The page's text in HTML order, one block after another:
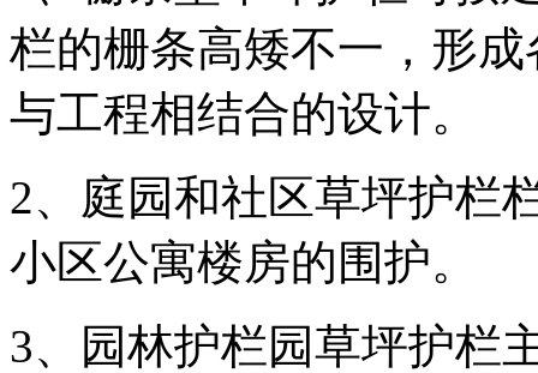
栏的栅条高矮不一，形
与工程相结合的设计。
2、庭园和社区草坪护栏
小区公寓楼房的围护。
3、园林护栏园草坪护栏